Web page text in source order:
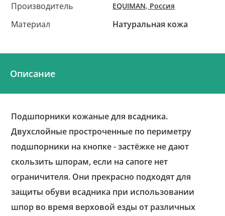
Производитель
EQUIMAN, Россия
Материал Натуральная кожа
Описание
Подшпорники кожаные для всадника.
Двухслойные простроченные по периметру
подшпорники на кнопке - застёжке не дают
скользить шпорам, если на сапоге нет
ограничителя. Они прекрасно подходят для
защиты обуви всадника при использовании
шпор во время верховой езды от различных